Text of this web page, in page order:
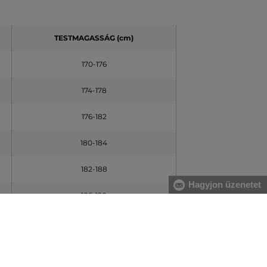
TESTMAGASSÁG (cm)
170-176
174-178
176-182
180-184
182-188
186-190
Hagyjon üzenetet